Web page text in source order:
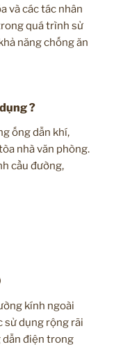
và các tác nhân
quá trình sử
năng chống ăn
?
ống dẫn khí,
nhà văn phòng.
cầu đường,
kính ngoài
sử dụng rộng rãi
dẫn điện trong